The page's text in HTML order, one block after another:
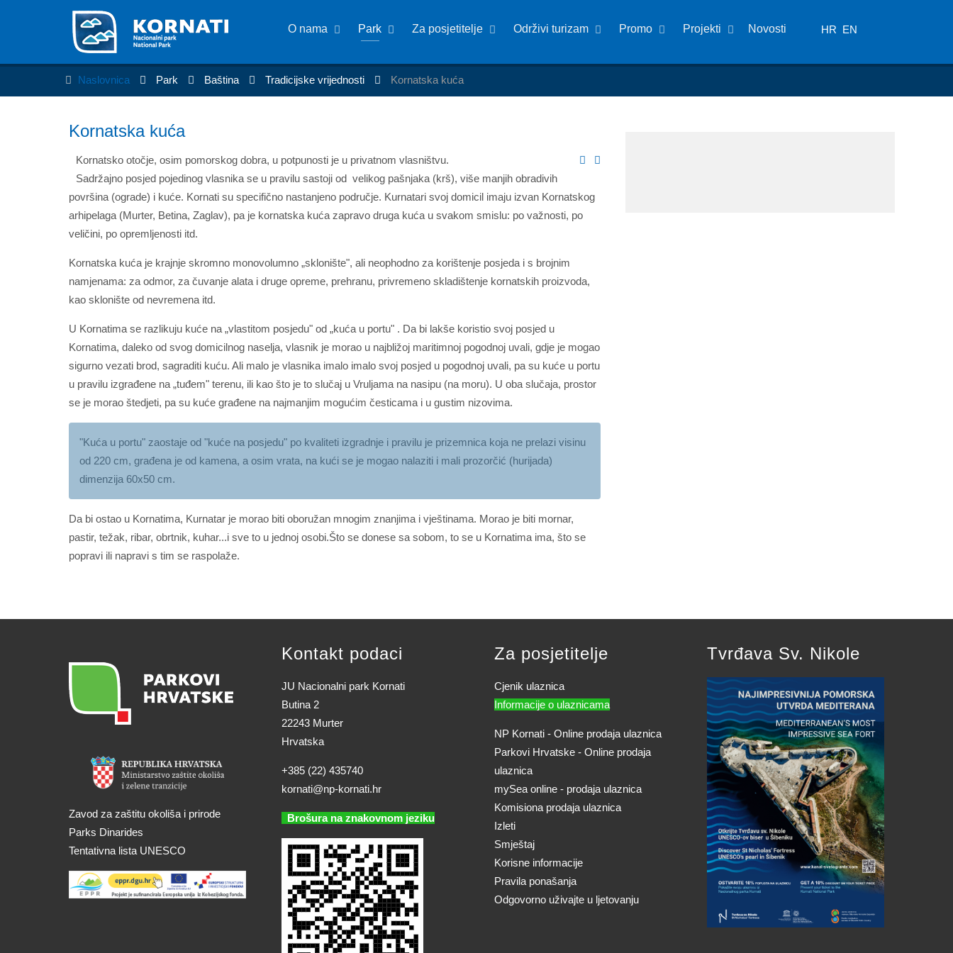
O nama Park Za posjetitelje Održivi turizam Promo Projekti Novosti HR EN
Naslovnica Park Baština Tradicijske vrijednosti Kornatska kuća
Kornatska kuća
Kornatsko otočje, osim pomorskog dobra, u potpunosti je u privatnom vlasništvu.
Sadržajno posjed pojedinog vlasnika se u pravilu sastoji od velikog pašnjaka (krš), više manjih obradivih
površina (ograde) i kuće. Kornati su specifično nastanjeno područje. Kurnatari svoj domicil imaju izvan Kornatskog
arhipelaga (Murter, Betina, Zaglav), pa je kornatska kuća zapravo druga kuća u svakom smislu: po važnosti, po
veličini, po opremljenosti itd.
Kornatska kuća je krajnje skromno monovolumno „sklonište", ali neophodno za korištenje posjeda i s brojnim
namjenama: za odmor, za čuvanje alata i druge opreme, prehranu, privremeno skladištenje kornatskih proizvoda,
kao sklonište od nevremena itd.
U Kornatima se razlikuju kuće na „vlastitom posjedu" od „kuća u portu" . Da bi lakše koristio svoj posjed u
Kornatima, daleko od svog domicilnog naselja, vlasnik je morao u najbližoj maritimnoj pogodnoj uvali, gdje je mogao
sigurno vezati brod, sagraditi kuću. Ali malo je vlasnika imalo imalo svoj posjed u pogodnoj uvali, pa su kuće u portu
u pravilu izgrađene na „tuđem" terenu, ili kao što je to slučaj u Vruljama na nasipu (na moru). U oba slučaja, prostor
se je morao štedjeti, pa su kuće građene na najmanjim mogućim česticama i u gustim nizovima.
"Kuća u portu" zaostaje od "kuće na posjedu" po kvaliteti izgradnje i pravilu je prizemnica koja ne prelazi visinu
od 220 cm, građena je od kamena, a osim vrata, na kući se je mogao nalaziti i mali prozorčić (hurijada)
dimenzija 60x50 cm.
Da bi ostao u Kornatima, Kurnatar je morao biti oboružan mnogim znanjima i vještinama. Morao je biti mornar,
pastir, težak, ribar, obrtnik, kuhar...i sve to u jednoj osobi.Što se donese sa sobom, to se u Kornatima ima, što se
popravi ili napravi s tim se raspolaže.
Zavod za zaštitu okoliša i prirode
Parks Dinarides
Tentativna lista UNESCO
Kontakt podaci
JU Nacionalni park Kornati
Butina 2
22243 Murter
Hrvatska
+385 (22) 435740
kornati@np-kornati.hr
Brošura na znakovnom jeziku
Za posjetitelje
Cjenik ulaznica
Informacije o ulaznicama
NP Kornati - Online prodaja ulaznica
Parkovi Hrvatske - Online prodaja
ulaznica
mySea online - prodaja ulaznica
Komisiona prodaja ulaznica
Izleti
Smještaj
Korisne informacije
Pravila ponašanja
Odgovorno uživajte u ljetovanju
Tvrđava Sv. Nikole